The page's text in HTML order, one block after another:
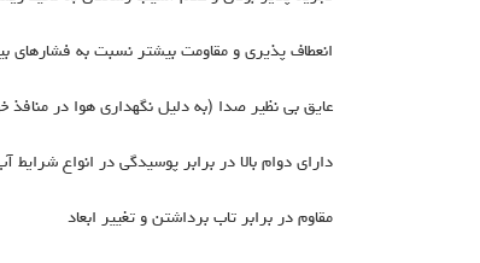
انعطاف پذیری و مقاومت بیشتر نسبت به فشارهای
عایق بی نظیر صدا (به دلیل نگهداری هوا در منافذ
دارای دوام بالا در برابر پوسیدگی در انواع شرایط
مقاوم در برابر تاب برداشتن و تغییر ابعاد